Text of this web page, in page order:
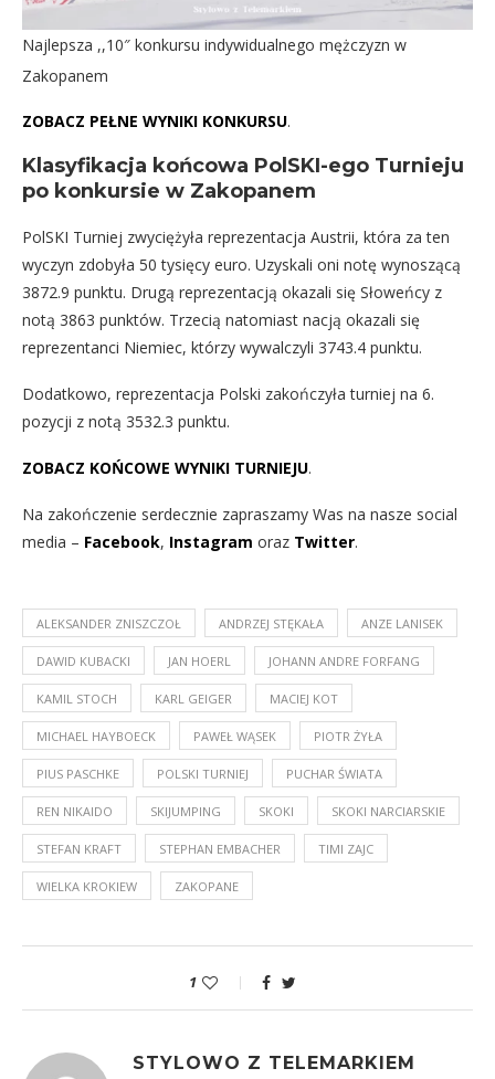
Najlepsza ,,10″ konkursu indywidualnego mężczyzn w
Zakopanem
ZOBACZ PEŁNE WYNIKI KONKURSU.
Klasyfikacja końcowa PolSKI-ego Turnieju
po konkursie w Zakopanem
PolSKI Turniej zwyciężyła reprezentacja Austrii, która za ten
wyczyn zdobyła 50 tysięcy euro. Uzyskali oni notę wynoszącą
3872.9 punktu. Drugą reprezentacją okazali się Słoweńcy z
notą 3863 punktów. Trzecią natomiast nacją okazali się
reprezentanci Niemiec, którzy wywalczyli 3743.4 punktu.
Dodatkowo, reprezentacja Polski zakończyła turniej na 6.
pozycji z notą 3532.3 punktu.
ZOBACZ KOŃCOWE WYNIKI TURNIEJU.
Na zakończenie serdecznie zapraszamy Was na nasze social
media – Facebook, Instagram oraz Twitter.
ALEKSANDER ZNISZCZOŁ ANDRZEJ STĘKAŁA ANZE LANISEK
DAWID KUBACKI JAN HOERL JOHANN ANDRE FORFANG
KAMIL STOCH KARL GEIGER MACIEJ KOT
MICHAEL HAYBOECK PAWEŁ WĄSEK PIOTR ŻYŁA
PIUS PASCHKE POLSKI TURNIEJ PUCHAR ŚWIATA
REN NIKAIDO SKIJUMPING SKOKI SKOKI NARCIARSKIE
STEFAN KRAFT STEPHAN EMBACHER TIMI ZAJC
WIELKA KROKIEW ZAKOPANE
1
STYLOWO Z TELEMARKIEM